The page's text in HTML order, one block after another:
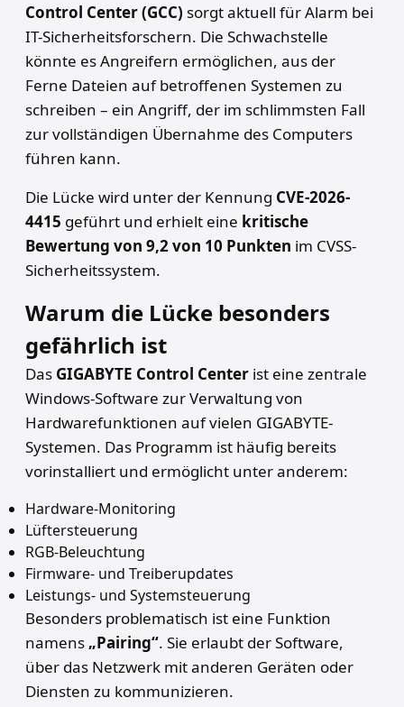
Control Center (GCC) sorgt aktuell für Alarm bei
IT-Sicherheitsforschern. Die Schwachstelle
könnte es Angreifern ermöglichen, aus der
Ferne Dateien auf betroffenen Systemen zu
schreiben – ein Angriff, der im schlimmsten Fall
zur vollständigen Übernahme des Computers
führen kann.
Die Lücke wird unter der Kennung CVE-2026-
4415 geführt und erhielt eine kritische
Bewertung von 9,2 von 10 Punkten im CVSS-
Sicherheitssystem.
Warum die Lücke besonders
gefährlich ist
Das GIGABYTE Control Center ist eine zentrale
Windows-Software zur Verwaltung von
Hardwarefunktionen auf vielen GIGABYTE-
Systemen. Das Programm ist häufig bereits
vorinstalliert und ermöglicht unter anderem:
Hardware-Monitoring
Lüftersteuerung
RGB-Beleuchtung
Firmware- und Treiberupdates
Leistungs- und Systemsteuerung
Besonders problematisch ist eine Funktion
namens„Pairing“. Sie erlaubt der Software,
über das Netzwerk mit anderen Geräten oder
Diensten zu kommunizieren.